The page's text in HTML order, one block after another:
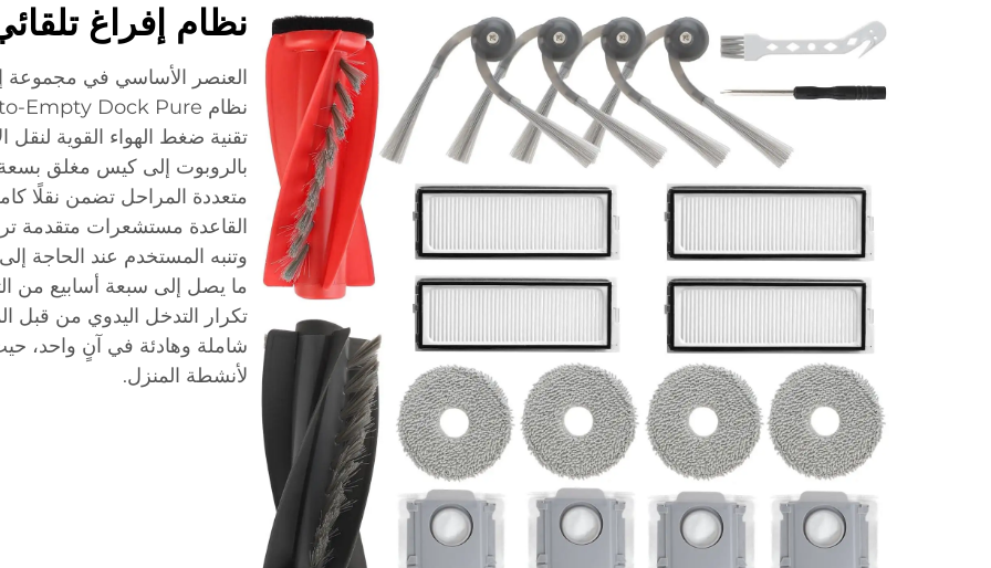
نظام إفراغ
تقنية ضغط الهواء القوية لنقل
متعددة المراحل تضمن نقلًا
القاعدة مستشعرات متقدمة
وتنبه المستخدم عند الحاجة
ما يصل إلى سبعة أسابيع من
تكرار التدخل اليدوي من قبل
شاملة وهادئة في آنٍ واحد،
لأنشطة المنزل.